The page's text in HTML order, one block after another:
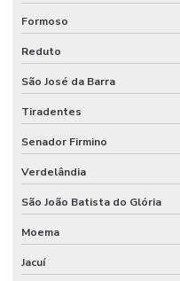
Formoso
Reduto
São José da Barra
Tiradentes
Senador Firmino
Verdelândia
São João Batista do Glória
Moema
Jacuí